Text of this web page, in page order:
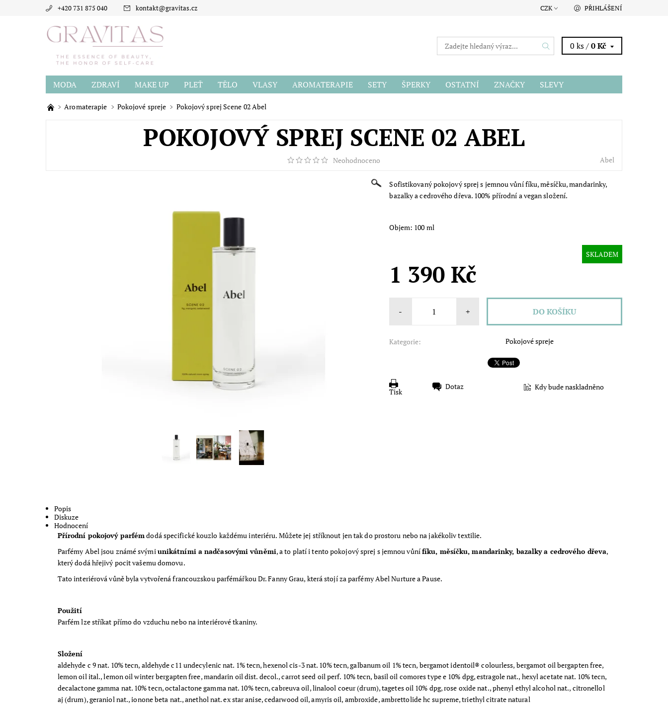
+420 731 875 040 kontakt@gravitas.cz CZK PŘIHLÁŠENÍ
0 ks /0 Kč
MODA ZDRAVÍ MAKE UP PLEŤ TĚLO VLASY AROMATERAPIE SETY ŠPERKY OSTATNÍ ZNAČKY
SLEVY
BLOG
O GRAVITAS HODNOCENÍ OBCHODU
Aromaterapie Pokojové spreje Pokojový sprej Scene 02 Abel
POKOJOVÝ SPREJ SCENE 02 ABEL
Neohodnoceno Abel
Sofistikovaný pokojový sprej s jemnou vůní fíku, měsíčku, mandarinky,
bazalky a cedrového dřeva. 100% přírodní a vegan složení.
Objem: 100 ml
SKLADEM
1 390 Kč
- +
Kategorie: Pokojové spreje
Tisk
Dotaz Kdy bude naskladněno
Popis
Diskuze
Hodnocení
Přírodní pokojový parfémdodá specifické kouzlo každému interiéru. Můžete jej stříknout jen tak do prostoru nebo na jakékoliv textilie.
Parfémy Abel jsou známé svýmiunikátními a nadčasovými vůněmi, a to platí i tento pokojový sprej s jemnou vůnífíku, měsíčku, mandarinky, bazalky a cedrového dřeva,
který dodá hřejivý pocit vašemu domovu.
Tato interiérová vůně byla vytvořená francouzskou parfémářkou Dr. Fanny Grau, která stojí za parfémy Abel Nurture a Pause.
Použití
Parfém lze stříkat přímo do vzduchu nebo na interiérové tkaniny.
Složení
aldehyde c 9 nat. 10% tecn, aldehyde c11 undecylenic nat. 1% tecn, hexenol cis-3 nat. 10% tecn, galbanum oil 1% tecn, bergamot identoil® colourless, bergamot oil bergapten free,
lemon oil ital., lemon oil winter bergapten free, mandarin oil dist. decol., carrot seed oil perf. 10% tecn, basil oil comores type e 10% dpg, estragole nat., hexyl acetate nat. 10% tecn,
decalactone gamma nat. 10% tecn, octalactone gamma nat. 10% tecn, cabreuva oil, linalool coeur (drum), tagetes oil 10% dpg, rose oxide nat., phenyl ethyl alcohol nat., citronellol
aj (drum), geraniol nat., ionone beta nat., anethol nat. ex star anise, cedarwood oil, amyris oil, ambroxide, ambrettolide hc supreme, triethyl citrate natural